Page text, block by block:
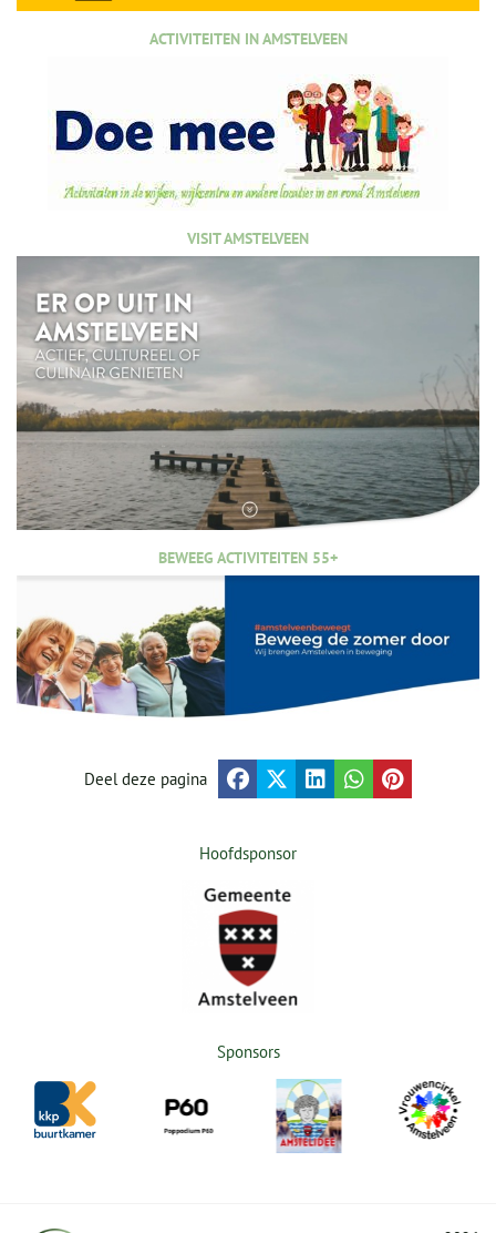
ACTIVITEITEN IN AMSTELVEEN
VISIT AMSTELVEEN
BEWEEG ACTIVITEITEN 55+
Deel deze pagina
Hoofdsponsor
Sponsors